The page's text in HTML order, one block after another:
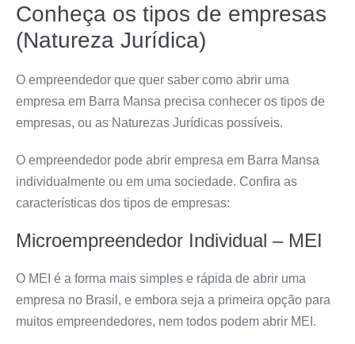
Conheça os tipos de empresas
(Natureza Jurídica)
O empreendedor que quer saber como abrir uma
empresa em Barra Mansa precisa conhecer os tipos de
empresas, ou as Naturezas Jurídicas possíveis.
O empreendedor pode abrir empresa em Barra Mansa
individualmente ou em uma sociedade. Confira as
características dos tipos de empresas:
Microempreendedor Individual – MEI
O MEI é a forma mais simples e rápida de abrir uma
empresa no Brasil, e embora seja a primeira opção para
muitos empreendedores, nem todos podem abrir MEI.